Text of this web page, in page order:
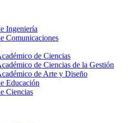
Ingeniería
Comunicaciones
de Ciencias
de Ciencias de la Gestión
de Arte y Diseño
Educación
Ciencias